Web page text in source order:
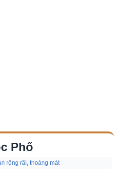
Phố
rộng rãi, thoáng mát